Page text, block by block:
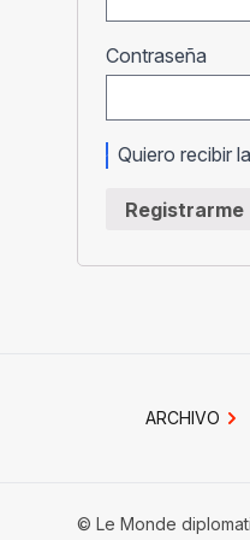
Contraseña
Quiero recibir
Registrarme
ARCHIVO
© Le Monde